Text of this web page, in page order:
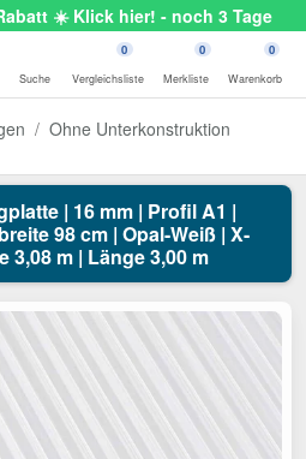
☀️ Klick hier! - noch 3 Tage
Suche
0
Vergleichsliste
0
Merkliste
0
Warenkorb
Ohne Unterkonstruktion
| 16 mm | Profil A1 |
98 cm | Opal-Weiß | X-
3,08 m | Länge 3,00 m